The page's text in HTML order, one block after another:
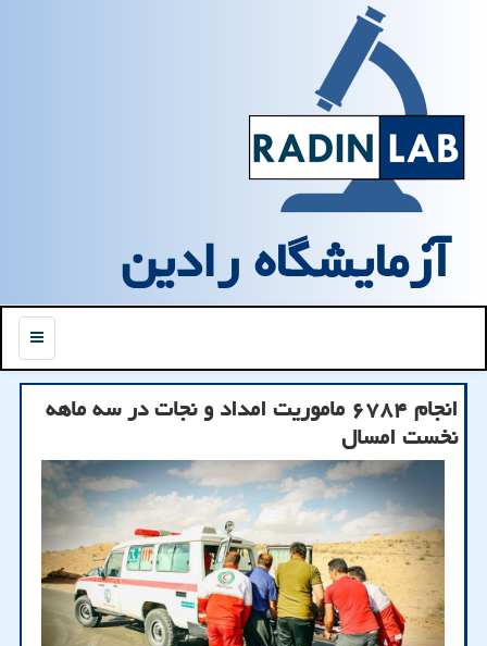
آزمایشگاه رادین
منو
انجام ۶۷۸۴ ماموریت امداد و نجات در سه ماهه
نخست امسال